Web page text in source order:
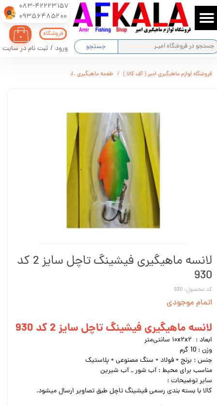
083-42223157
​​​​​​​09356485200
جستجو
۰
ورود / ثبت نام در سایت
حساب کاربری من
تغییر گذر واژه
فروشگاه
فروشگاه لوازم ماهیگیری امیر ( آف کالا ) طعمه ماهیگیری
لانسه ماهیگیری فیشینگ تاچل سایز 2 کد
930
کد محصول: 930
اتمام موجودی
لانسه ماهیگیری فیشینگ تاچل سایز 2 کد 930
ابعاد : ۱۰x۲x۲ سانتی‌متر
وزن : 10 گرم
جنس : برنج + فولاد + سنگ مصنوعی + پلاستیک
مناسب برای محیط : آب شور _ آب شیرین
سایر توضیحات :
کالا با بسته بندی رسمی فیشینگ تاچل طبق تصاویر ارسال میشود.